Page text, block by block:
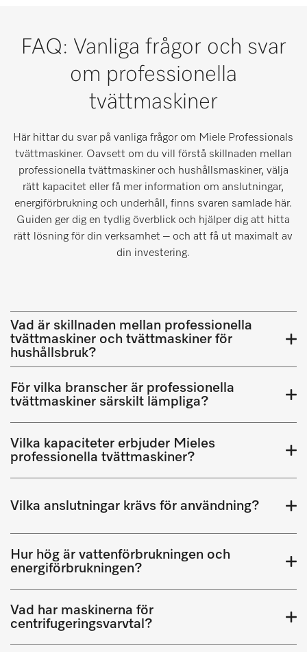
FAQ: Vanliga frågor och svar
om professionella
tvättmaskiner
Här hittar du svar på vanliga frågor om Miele Professionals
tvättmaskiner. Oavsett om du vill förstå skillnaden mellan
professionella tvättmaskiner och hushållsmaskiner, välja
rätt kapacitet eller få mer information om anslutningar,
energiförbrukning och underhåll, finns svaren samlade här.
Guiden ger dig en tydlig överblick och hjälper dig att hitta
rätt lösning för din verksamhet – och att få ut maximalt av
din investering.
Vad är skillnaden mellan professionella
tvättmaskiner och tvättmaskiner för
hushållsbruk?
För vilka branscher är professionella
tvättmaskiner särskilt lämpliga?
Vilka kapaciteter erbjuder Mieles
professionella tvättmaskiner?
Vilka anslutningar krävs för användning?
Hur hög är vattenförbrukningen och
energiförbrukningen?
Vad har maskinerna för
centrifugeringsvarvtal?